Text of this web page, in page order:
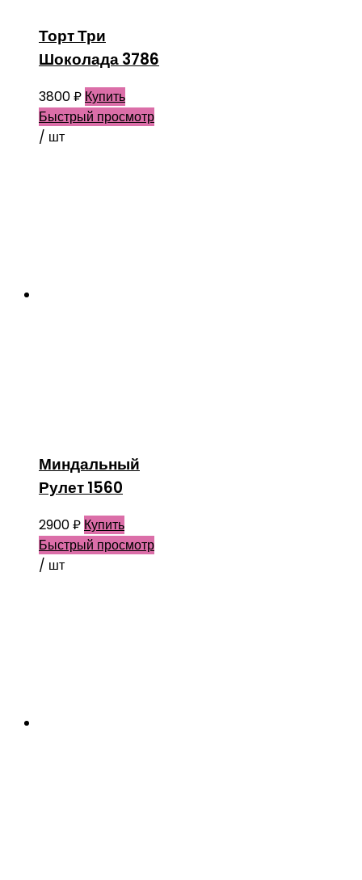
Торт Три
Шоколада 3786
3800₽ Купить
Быстрый просмотр
/ шт
Миндальный
Рулет 1560
2900₽ Купить
Быстрый просмотр
/ шт